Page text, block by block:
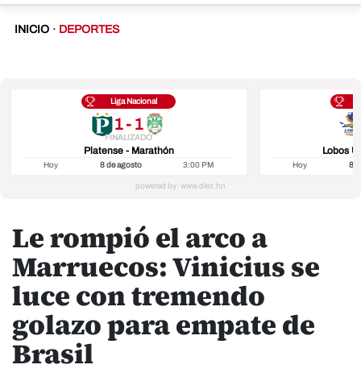
INICIO · DEPORTES
Liga Nacional
1 - 1
FINALIZADO
Platense - Marathón
Hoy 8 de agosto 3:00 PM
Lobos
Hoy 8
Le rompió el arco a
Marruecos: Vinicius se
luce con tremendo
golazo para empate de
Brasil